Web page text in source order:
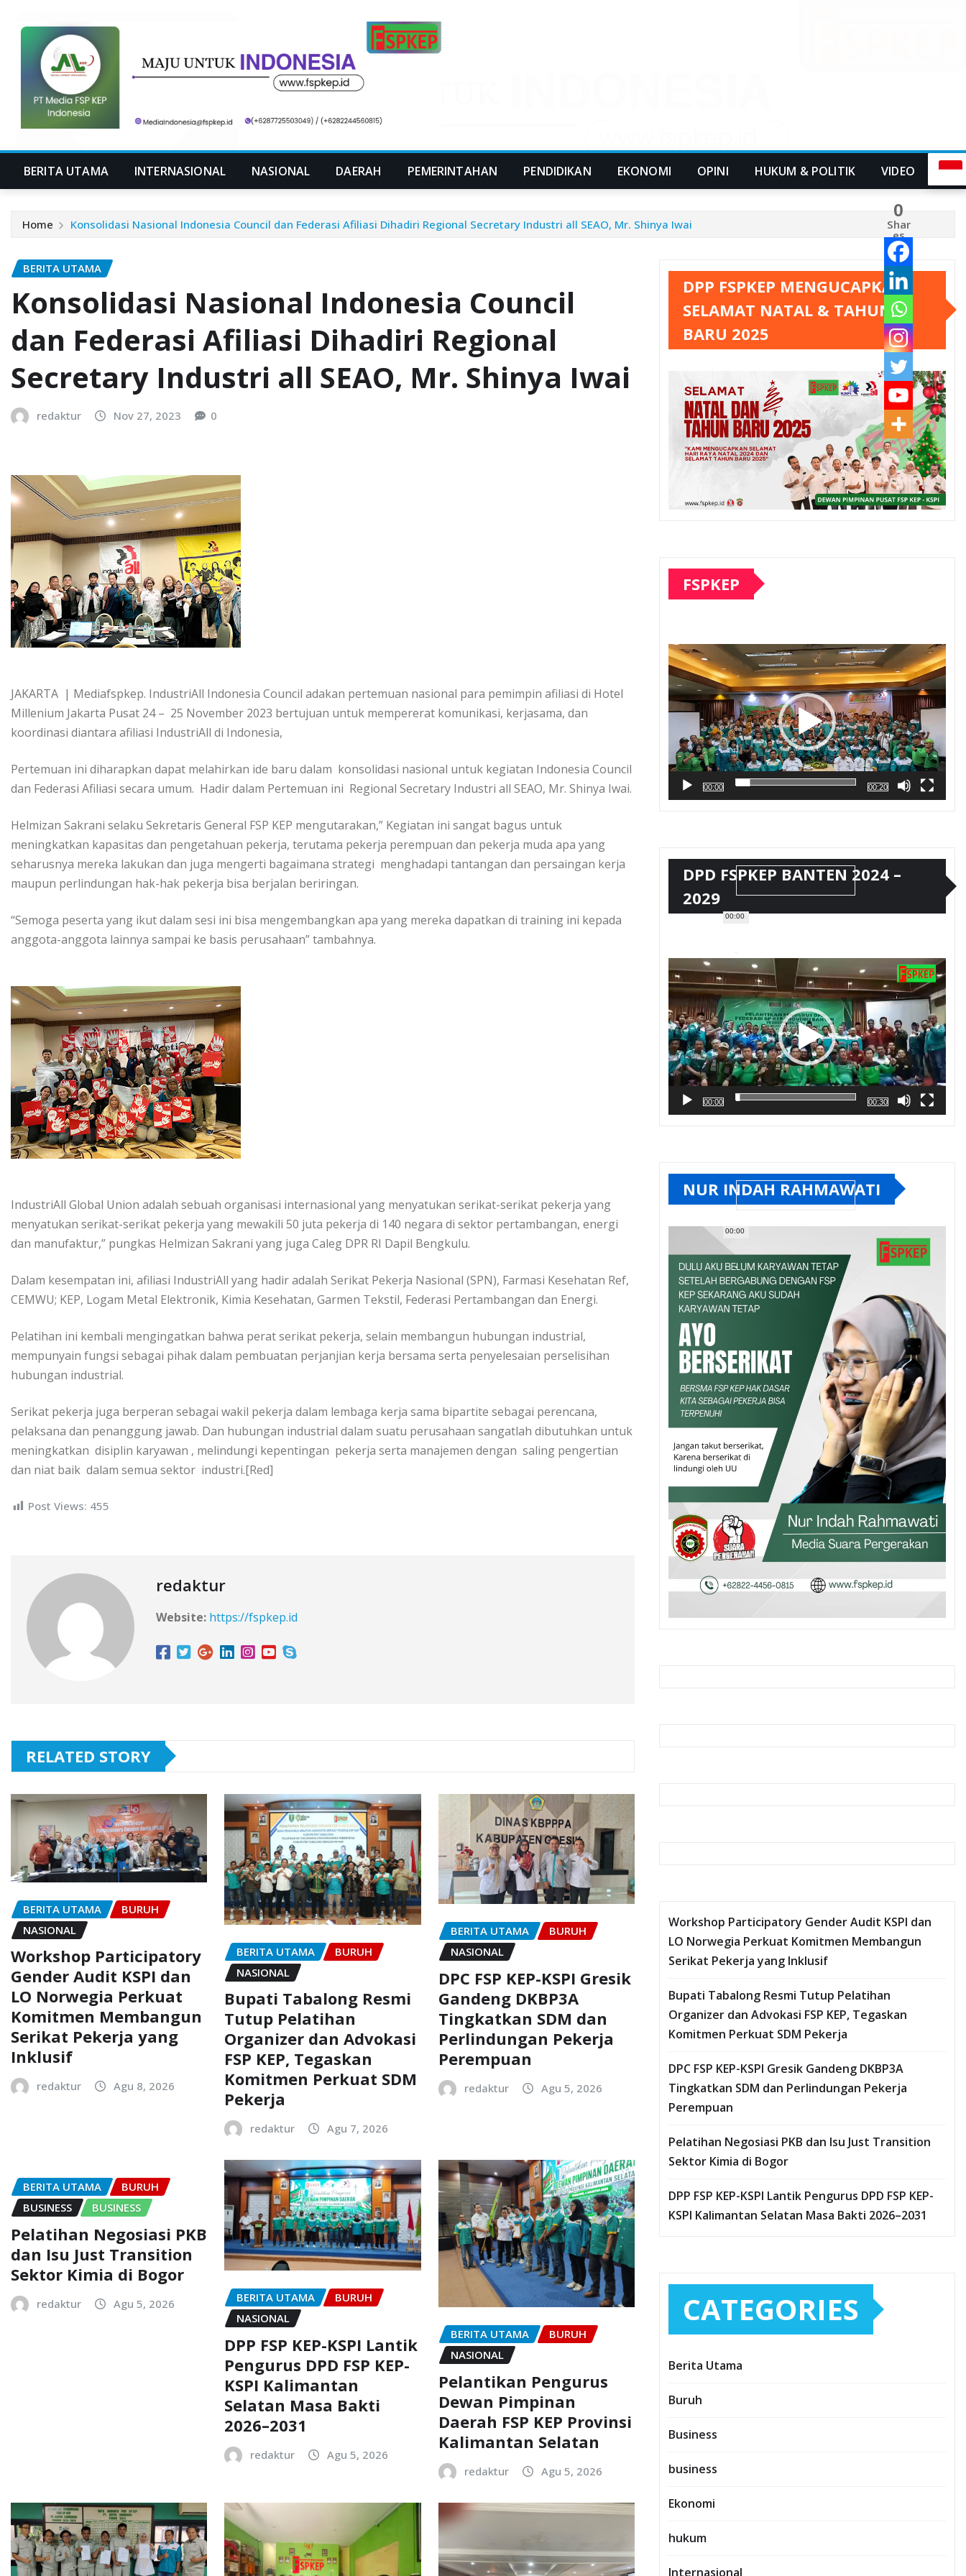
BERITA UTAMA INTERNASIONAL NASIONAL DAERAH PEMERINTAHAN PENDIDIKAN EKONOMI OPINI HUKUM & POLITIK VIDEO
Home Konsolidasi Nasional Indonesia Council dan Federasi Afiliasi Dihadiri Regional Secretary Industri all SEAO, Mr. Shinya Iwai
BERITA UTAMA
Konsolidasi Nasional Indonesia Council
dan Federasi Afiliasi Dihadiri Regional
Secretary Industri all SEAO, Mr. Shinya Iwai
redaktur Nov 27, 2023 0
JAKARTA | Mediafspkep. IndustriAll Indonesia Council adakan pertemuan nasional para pemimpin afiliasi di Hotel
Millenium Jakarta Pusat 24 – 25 November 2023 bertujuan untuk mempererat komunikasi, kerjasama, dan
koordinasi diantara afiliasi IndustriAll di Indonesia,
Pertemuan ini diharapkan dapat melahirkan ide baru dalam konsolidasi nasional untuk kegiatan Indonesia Council
dan Federasi Afiliasi secara umum. Hadir dalam Pertemuan ini Regional Secretary Industri all SEAO, Mr. Shinya Iwai.
Helmizan Sakrani selaku Sekretaris General FSP KEP mengutarakan,” Kegiatan ini sangat bagus untuk
meningkatkan kapasitas dan pengetahuan pekerja, terutama pekerja perempuan dan pekerja muda apa yang
seharusnya mereka lakukan dan juga mengerti bagaimana strategi menghadapi tantangan dan persaingan kerja
maupun perlindungan hak-hak pekerja bisa berjalan beriringan.
“Semoga peserta yang ikut dalam sesi ini bisa mengembangkan apa yang mereka dapatkan di training ini kepada
anggota-anggota lainnya sampai ke basis perusahaan” tambahnya.
IndustriAll Global Union adalah sebuah organisasi internasional yang menyatukan serikat-serikat pekerja yang
menyatukan serikat-serikat pekerja yang mewakili 50 juta pekerja di 140 negara di sektor pertambangan, energi
dan manufaktur,” pungkas Helmizan Sakrani yang juga Caleg DPR RI Dapil Bengkulu.
Dalam kesempatan ini, afiliasi IndustriAll yang hadir adalah Serikat Pekerja Nasional (SPN), Farmasi Kesehatan Ref,
CEMWU; KEP, Logam Metal Elektronik, Kimia Kesehatan, Garmen Tekstil, Federasi Pertambangan dan Energi.
Pelatihan ini kembali mengingatkan bahwa perat serikat pekerja, selain membangun hubungan industrial,
mempunyain fungsi sebagai pihak dalam pembuatan perjanjian kerja bersama serta penyelesaian perselisihan
hubungan industrial.
Serikat pekerja juga berperan sebagai wakil pekerja dalam lembaga kerja sama bipartite sebagai perencana,
pelaksana dan penanggung jawab. Dan hubungan industrial dalam suatu perusahaan sangatlah dibutuhkan untuk
meningkatkan disiplin karyawan , melindungi kepentingan pekerja serta manajemen dengan saling pengertian
dan niat baik dalam semua sektor industri.[Red]
Post Views: 455
0
Shar
es
redaktur
Website: https://fspkep.id
RELATED STORY
BERITA UTAMA
BURUH
NASIONAL
Workshop Participatory
Gender Audit KSPI dan
LO Norwegia Perkuat
Komitmen Membangun
Serikat Pekerja yang
Inklusif
redaktur Agu 8, 2026
BERITA UTAMA
BURUH
NASIONAL
Bupati Tabalong Resmi
Tutup Pelatihan
Organizer dan Advokasi
FSP KEP, Tegaskan
Komitmen Perkuat SDM
Pekerja
redaktur Agu 7, 2026
BERITA UTAMA
BURUH
NASIONAL
DPC FSP KEP-KSPI Gresik
Gandeng DKBP3A
Tingkatkan SDM dan
Perlindungan Pekerja
Perempuan
redaktur Agu 5, 2026
BERITA UTAMA
BURUH
BUSINESS
BUSINESS
Pelatihan Negosiasi PKB
dan Isu Just Transition
Sektor Kimia di Bogor
redaktur Agu 5, 2026 BERITA UTAMA
BURUH
NASIONAL
DPP FSP KEP-KSPI Lantik
Pengurus DPD FSP KEP-
KSPI Kalimantan
Selatan Masa Bakti
2026–2031
redaktur Agu 5, 2026
BERITA UTAMA
BURUH
NASIONAL
Pelantikan Pengurus
Dewan Pimpinan
Daerah FSP KEP Provinsi
Kalimantan Selatan
redaktur Agu 5, 2026
DPP FSPKEP MENGUCAPKAN
SELAMAT NATAL & TAHUN
BARU 2025
FSPKEP
Video
00:00
00:00
00:20
DPD FSPKEP BANTEN 2024 –
2029
00:00
00:00
00:30
NUR INDAH RAHMAWATI
Workshop Participatory Gender Audit KSPI dan
LO Norwegia Perkuat Komitmen Membangun
Serikat Pekerja yang Inklusif
Bupati Tabalong Resmi Tutup Pelatihan
Organizer dan Advokasi FSP KEP, Tegaskan
Komitmen Perkuat SDM Pekerja
DPC FSP KEP-KSPI Gresik Gandeng DKBP3A
Tingkatkan SDM dan Perlindungan Pekerja
Perempuan
Pelatihan Negosiasi PKB dan Isu Just Transition
Sektor Kimia di Bogor
DPP FSP KEP-KSPI Lantik Pengurus DPD FSP KEP-
KSPI Kalimantan Selatan Masa Bakti 2026–2031
CATEGORIES
Berita Utama
Buruh
Business
business
Ekonomi
hukum
Internasional